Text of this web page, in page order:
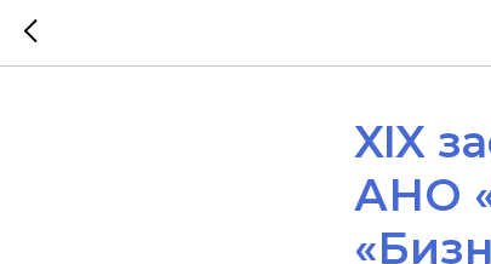
XIX
АНО